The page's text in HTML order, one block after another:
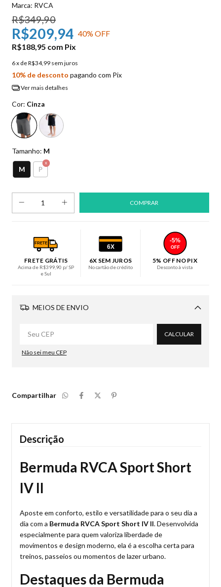
Marca: RVCA
R$349,90
R$209,94 40% OFF
R$188,95 com Pix
6x deR$34,99 sem juros
10% de desconto pagando com Pix
Ver mais detalhes
Cor: Cinza
Tamanho: M
M P
FRETE
FRETE GRÁTIS
Acima de R$399,90 p/ SP
e Sul
6X
6X SEM JUROS
No cartão de crédito
-5%
OFF
5% OFF NO PIX
Desconto à vista
MEIOS DE ENVIO
Alterar CEP
CALCULAR
Não sei meu CEP
Compartilhar
Descrição
Bermuda RVCA Sport Short
IV II
Aposte em conforto, estilo e versatilidade para o seu dia a
dia com a Bermuda RVCA Sport Short IV II. Desenvolvida
especialmente para quem valoriza liberdade de
movimentos e design moderno, ela é a escolha certa para
treinos, passeios ou momentos de lazer urbano.
Destaques da Bermuda